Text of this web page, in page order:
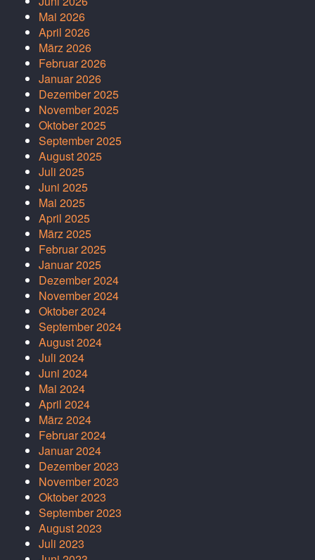
Mai 2026
April 2026
März 2026
Februar 2026
Januar 2026
Dezember 2025
November 2025
Oktober 2025
September 2025
August 2025
Juli 2025
Juni 2025
Mai 2025
April 2025
März 2025
Februar 2025
Januar 2025
Dezember 2024
November 2024
Oktober 2024
September 2024
August 2024
Juli 2024
Juni 2024
Mai 2024
April 2024
März 2024
Februar 2024
Januar 2024
Dezember 2023
November 2023
Oktober 2023
September 2023
August 2023
Juli 2023